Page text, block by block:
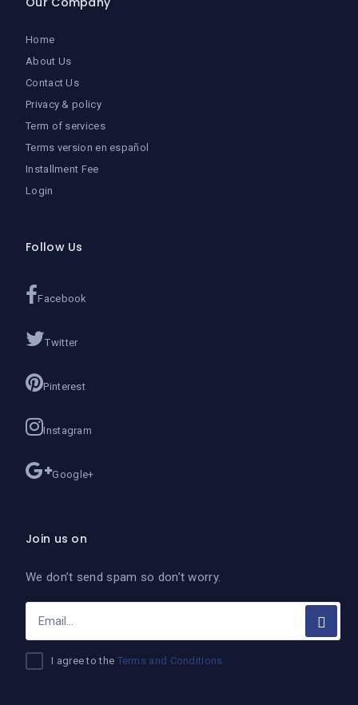
Home
About Us
Contact Us
Privacy & policy
Term of services
Terms version en español
Installment Fee
Login
Follow Us
Facebook
Twitter
Pinterest
Instagram
Google+
Join us on
We don’t send spam so don’t worry.
I agree to the Terms and Conditions